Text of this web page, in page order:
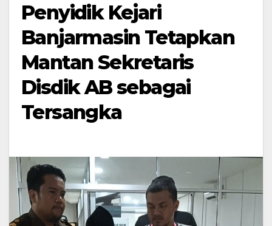
Penyidik Kejari
Banjarmasin Tetapkan
Mantan Sekretaris
Disdik AB sebagai
Tersangka